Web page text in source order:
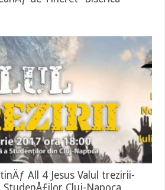
All 4 Jesus Valul trezirii-
StudenÅ£ilor Cluj-Napoca